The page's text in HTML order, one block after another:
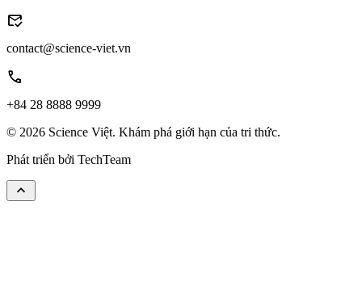
mark_email_read
contact@science-viet.vn
call
+84 28 8888 9999
© 2026 Science Việt. Khám phá giới hạn của tri thức.
Phát triển bởi TechTeam
keyboard_arrow_up